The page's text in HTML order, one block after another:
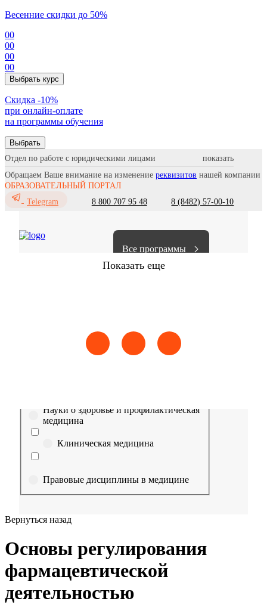
Весенние скидки до 50%
00
00
00
00
Выбрать курс
Cкидка -10%
при онлайн-оплате
на программы обучения
Выбрать
Отдел по работе с юридическими лицами
Обращаем Ваше внимание на изменение реквизитов нашей компании
ОБРАЗОВАТЕЛЬНЫЙ ПОРТАЛ
Telegram
8 800 707 95 48 8 (8482) 57-00-10
Все программы
Показать еще
Сестринское дело Эпидемиология Медицинская помощь
Выберите направление
Науки о здоровье и профилактическая
медицина
Клиническая медицина
Правовые дисциплины в медицине
медицине
науки
Вернуться назад
Основы регулирования
фармацевтической
деятельностью